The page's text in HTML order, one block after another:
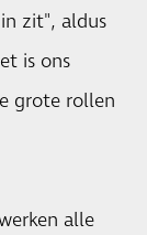
zit", aldus
is ons
grote rollen
alle